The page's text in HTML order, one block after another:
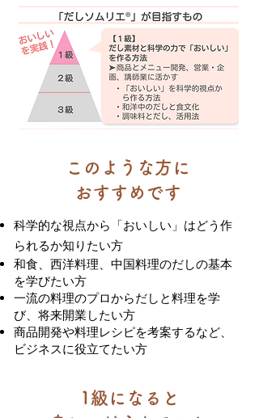
このような方に
おすすめです
科学的な視点から「おいしい」はどう作
られるか知りたい方
和食、西洋料理、中国料理のだしの基本
を学びたい方
一流の料理のプロからだしと料理を学
び、将来開業したい方
商品開発や料理レシピを考案するなど、
ビジネスに役立てたい方
1級になると